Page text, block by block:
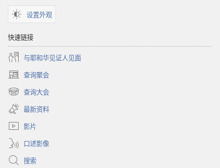
4
设置外观
快速链接
与耶和华见证人见面
查询聚会
（打
开
新
窗
口）
查询大会
（打
开
新
窗
最新资料
影片
口述影像
搜索